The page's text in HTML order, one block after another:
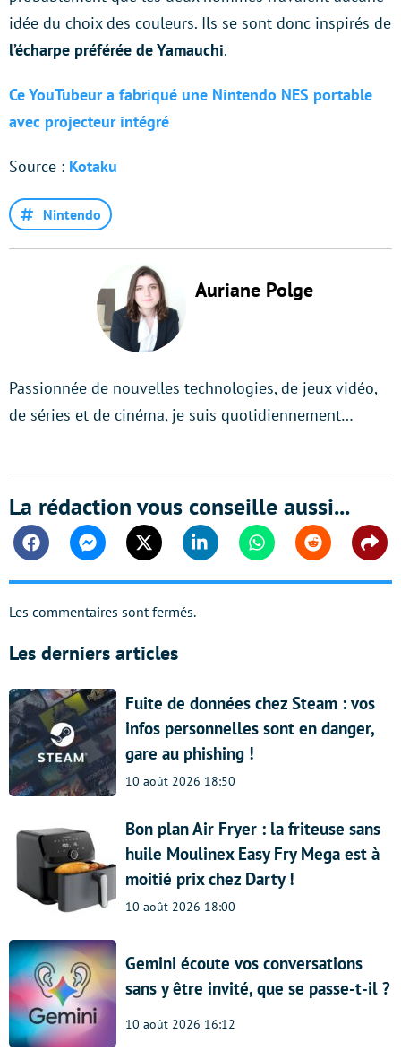
idée du choix des couleurs. Ils se sont donc inspirés de
l’écharpe préférée de Yamauchi.
Ce YouTubeur a fabriqué une Nintendo NES portable
avec projecteur intégré
Source : Kotaku
Nintendo
Auriane Polge
Passionnée de nouvelles technologies, de jeux vidéo,
de séries et de cinéma, je suis quotidiennement…
La rédaction vous conseille aussi...
FacebookMessengerTwitter Linkedin WhatsappReddit
Les commentaires sont fermés.
Les derniers articles
Fuite de données chez Steam : vos
infos personnelles sont en danger,
gare au phishing !
10 août 2026 18:50
Bon plan Air Fryer : la friteuse sans
huile Moulinex Easy Fry Mega est à
moitié prix chez Darty !
10 août 2026 18:00
Gemini écoute vos conversations
sans y être invité, que se passe-t-il ?
10 août 2026 16:12